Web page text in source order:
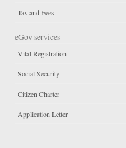
Tax and Fees
eGov services
Vital Registration
Social Security
Citizen Charter
Application Letter